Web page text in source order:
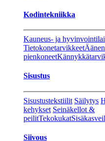
Kodintekniikka
Kauneus- ja
Tietokonetarvikkeet
pienkoneet
Sisustus
Sisustustekstiilit Säilytys
kehykset Seinäkellot &
peilitTekokukat
Siivous